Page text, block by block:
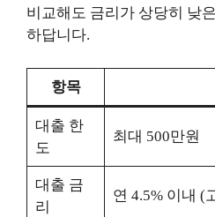
비교해도 금리가 상당히 낮
하답니다.
항목
대출 한
도
최대 500만원
대출 금
리
연 4.5% 이내 (